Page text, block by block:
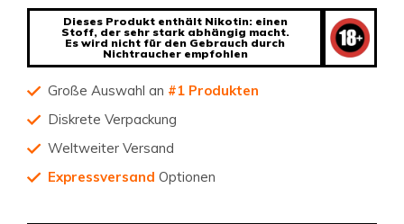
Dieses Produkt enthält Nikotin: einen
Stoff, der sehr stark abhängig macht.
Es wird nicht für den Gebrauch durch
Nichtraucher empfohlen
Große Auswahl an #1 Produkten
Diskrete Verpackung
Weltweiter Versand
Expressversand Optionen